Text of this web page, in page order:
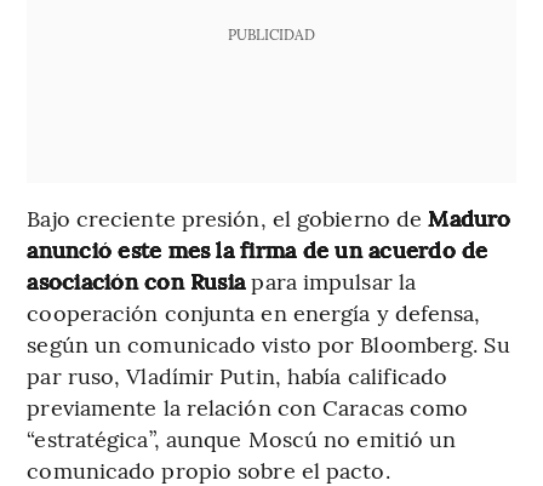
PUBLICIDAD
Bajo creciente presión, el gobierno deMaduro
anunció este mes la firma de un acuerdo de
asociación con Rusiapara impulsar la
cooperación conjunta en energía y defensa,
según un comunicado visto por Bloomberg. Su
par ruso, Vladímir Putin, había calificado
previamente la relación con Caracas como
“estratégica”, aunque Moscú no emitió un
comunicado propio sobre el pacto.